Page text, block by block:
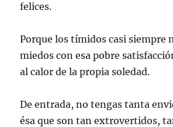
felices.
Porque los tímidos casi siempre
miedos con esa pobre
al calor de la propia soledad.
De entrada, no tengas tanta
ésa que son tan extrovertidos,